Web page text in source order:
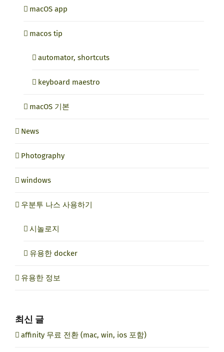
macOS app
macos tip
automator, shortcuts
keyboard maestro
macOS 기본
News
Photography
windows
우분투 나스 사용하기
시놀로지
유용한 docker
유용한 정보
최신 글
affinity 무료 전환 (mac, win, ios 포함)